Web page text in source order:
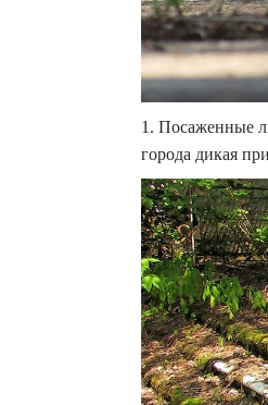
1. Посаженные
города дикая